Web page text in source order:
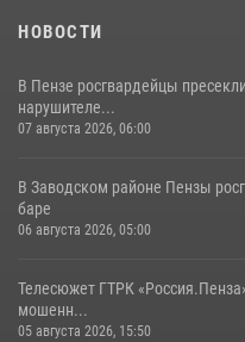
НОВОСТИ
В Пензе росгвардейцы
нарушителе...
07 августа 2026, 06:00
В Заводском районе Пензы
баре
06 августа 2026, 05:00
Телесюжет ГТРК
мошенн...
05 августа 2026, 15:50